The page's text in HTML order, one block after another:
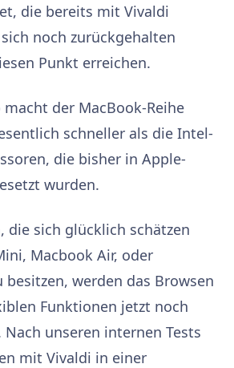
die bereits mit Vivaldi
noch zurückgehalten
Punkt erreichen.
der MacBook-Reihe
schneller als die Intel-
die bisher in Apple-
wurden.
die sich glücklich schätzen
Macbook Air, oder
besitzen, werden das Browsen
Funktionen jetzt noch
unseren internen Tests
mit Vivaldi in einer